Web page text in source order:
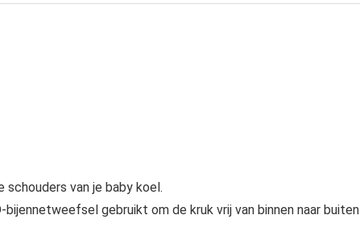
schouders van je baby koel.
gebruikt om de kruk vrij van binnen naar buiten